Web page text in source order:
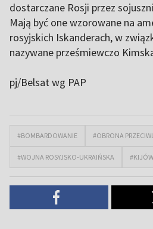
dostarczane Rosji przez
Mają być one wzorowane na
rosyjskich Iskanderach, w
nazywane prześmiewczo
pj/Belsat wg PAP
#BOMBARDOWANIE #OBRONA
#WOJNA ROSYJSKO-UKRAIŃSKA #KIJÓW